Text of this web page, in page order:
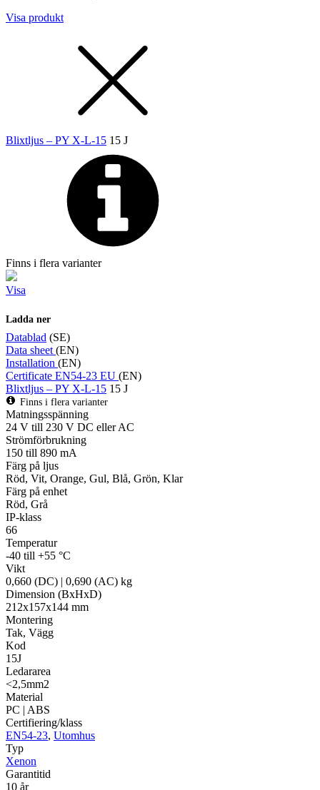
Visa produkt
Blixtljus – PY X-L-15 15 J
Finns i flera varianter
Visa
Ladda ner
Datablad (SE)
Data sheet (EN)
Installation (EN)
Certificate EN54-23 EU (EN)
Blixtljus – PY X-L-15 15 J
Finns i flera varianter
Matningsspänning
24 V till 230 V DC eller AC
Strömförbrukning
150 till 890 mA
Färg på ljus
Röd, Vit, Orange, Gul, Blå, Grön, Klar
Färg på enhet
Röd, Grå
IP-klass
66
Temperatur
-40 till +55 °C
Vikt
0,660 (DC) | 0,690 (AC) kg
Dimension (BxHxD)
212x157x144 mm
Montering
Tak, Vägg
Kod
15J
Ledararea
<2,5mm2
Material
PC | ABS
Certifiering/klass
EN54-23, Utomhus
Typ
Xenon
Garantitid
10 år